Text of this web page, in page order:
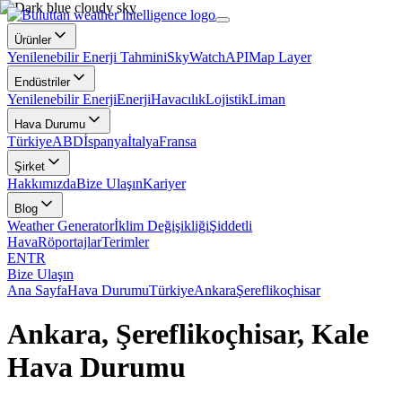
Ürünler
Yenilenebilir Enerji TahminiSkyWatchAPIMap Layer
Endüstriler
Yenilenebilir EnerjiEnerjiHavacılıkLojistikLiman
Hava Durumu
TürkiyeABDİspanyaİtalyaFransa
Şirket
HakkımızdaBize UlaşınKariyer
Blog
Weather Generatorİklim DeğişikliğiŞiddetli
HavaRöportajlarTerimler
ENTR
Bize Ulaşın
Ana SayfaHava DurumuTürkiyeAnkaraŞereflikoçhisar
Ankara, Şereflikoçhisar, Kale
Hava Durumu